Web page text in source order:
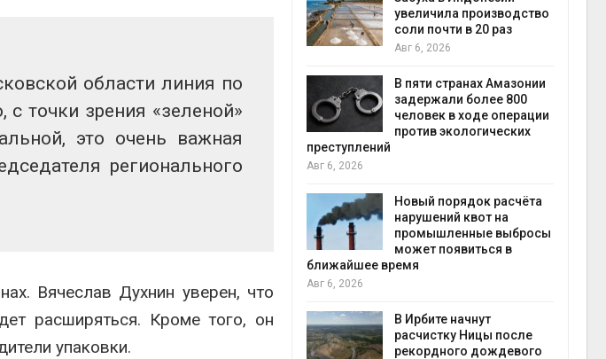
области линия по
с точки зрения «зеленой»
это очень важная
регионального
Вячеслав Духнин уверен, что
расширяться. Кроме того, он
упаковки.
получать питьевую воду
ветра
Авг 6, 2026
Европа теряет всё
больше лесной
вредителей и рубок
увеличила производство
соли почти в 20 раз
Авг 6, 2026
В пяти странах Амазонии
задержали более 800
человек в ходе операции
против экологических
преступлений
Авг 6, 2026
Новый порядок расчёта
нарушений квот на
промышленные выбросы
может появиться в
ближайшее время
Авг 6, 2026
В Ирбите начнут
расчистку Ницы после
рекордного дождевого